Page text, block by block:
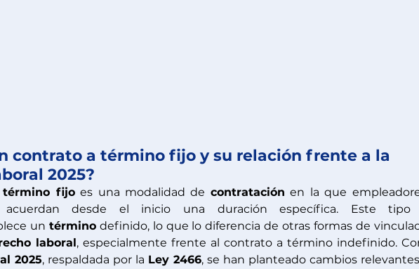
contrato a término fijo y su relación frente a la
2025?
fijo es una modalidad de contratación
un término definido, lo que lo diferencia de otras formas de
laboral
2025, respaldada por la Ley 2466, se han planteado cambios